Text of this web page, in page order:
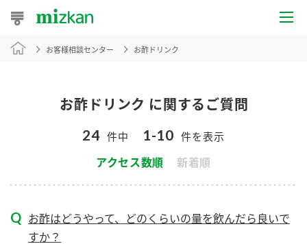
おうちレシピ
レシピカテゴリ一覧
商品からレシピを探す
お客様相談センター お酢ドリンク
お酢ドリンク に関するご質問
24 件中 1-10 件を表示
アクセス数順 新着順
お酢はどうやって、どのくらいの量を飲んだら良いで
すか？